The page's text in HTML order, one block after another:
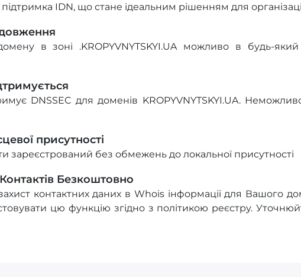
IDN, що стане ідеальним рішенням для
в зоні .KROPYVNYTSKYI.UA можливо в будь-
DNSSEC для доменів KROPYVNYTSKYI.UA.
присутності
зареєстрований без обмежень до локальної присутності
Безкоштовно
контактних даних в Whois інформації для Вашого
цю функцію згідно з політикою реєстру.